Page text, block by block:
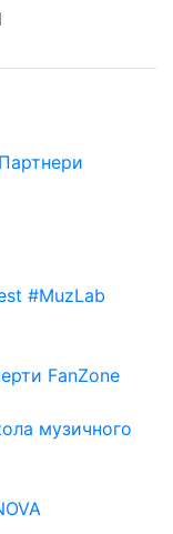
Партнери
#MuzLab
FanZone
музичного